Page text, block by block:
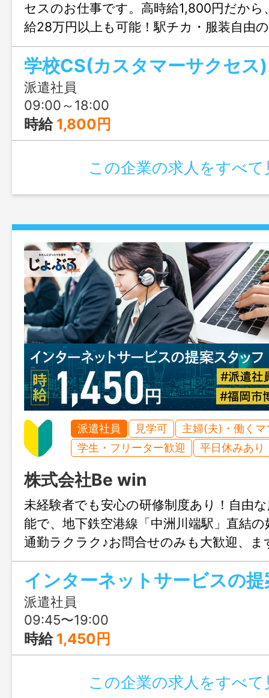
セスのお仕事です。高時給1,800円だから
給28万円以上も可能！駅チカ・服装自由
◎お問合せのみも大歓迎、まずはじょぶ
軽にご連絡ください。
学校CS(カスタマーサクセス
派遣社員
09:00～18:00
時給 1,800円
この企業の求人をすべて
派遣社員 見学可
主婦(夫)・働くマ
学生・フリーター歓迎
平日休みあり
株式会社Be win
未経験者でも安心の研修制度あり！自由
能で、地下鉄空港線「中洲川端駅」直結
通勤ラクラク♪お問合せのみも大歓迎、
岡までお気軽にご連絡ください。
インターネットサービスの
派遣社員
09:45〜19:00
時給 1,450円
この企業の求人をすべて